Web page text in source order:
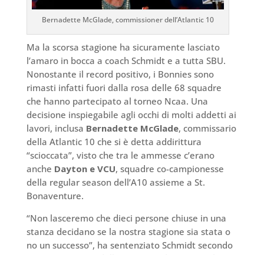
Bernadette McGlade, commissioner dell’Atlantic 10
Ma la scorsa stagione ha sicuramente lasciato
l’amaro in bocca a coach Schmidt e a tutta SBU.
Nonostante il record positivo, i Bonnies sono
rimasti infatti fuori dalla rosa delle 68 squadre
che hanno partecipato al torneo Ncaa. Una
decisione inspiegabile agli occhi di molti addetti ai
lavori, inclusa Bernadette McGlade, commissario
della Atlantic 10 che si è detta addirittura
“scioccata”, visto che tra le ammesse c’erano
anche Dayton e VCU, squadre co-campionesse
della regular season dell’A10 assieme a St.
Bonaventure.
“Non lasceremo che dieci persone chiuse in una
stanza decidano se la nostra stagione sia stata o
no un successo”, ha sentenziato Schmidt secondo